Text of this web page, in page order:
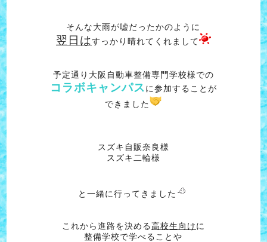
そんな大雨が嘘だったかのように
翌日はすっかり晴れてくれまして
予定通り大阪自動車整備専門学校様での
コラボキャンパス に参加することが
できました
スズキ自販奈良様
スズキ二輪様
と一緒に行ってきました
これから進路を決める高校生向けに
整備学校で学べることや